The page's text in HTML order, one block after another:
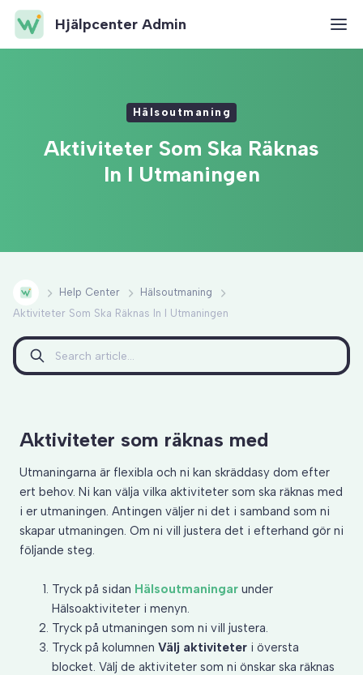
Hjälpcenter Admin
Hälsoutmaning
Aktiviteter Som Ska Räknas
In I Utmaningen
Help Center
Hälsoutmaning
Aktiviteter Som Ska Räknas In I Utmaningen
Aktiviteter som räknas med
Utmaningarna är flexibla och ni kan skräddasy dom efter
ert behov. Ni kan välja vilka aktiviteter som ska räknas med
i er utmaningen. Antingen väljer ni det i samband som ni
skapar utmaningen. Om ni vill justera det i efterhand gör ni
följande steg.
Tryck på sidan Hälsoutmaningar under
Hälsoaktiviteter i menyn.
Tryck på utmaningen som ni vill justera.
Tryck på kolumnen Välj aktiviteter i översta
blocket. Välj de aktiviteter som ni önskar ska räknas